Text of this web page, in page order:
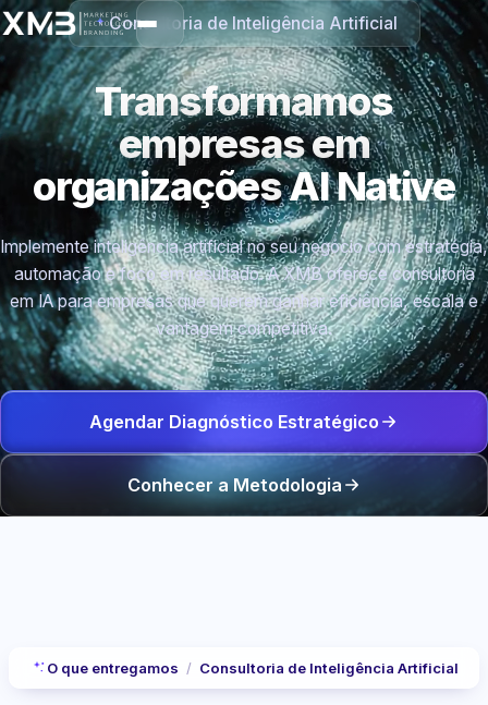
Consultoria de Inteligência Artificial
Transformamos
empresas em
organizaçõesAI Native
Implemente inteligência artificial no seu negócio com estratégia,
automação e foco em resultado. A XMB oferece consultoria
em IA para empresas que querem ganhar eficiência, escala e
vantagem competitiva.
Agendar Diagnóstico Estratégico
Conhecer a Metodologia
O que entregamos / Consultoria de Inteligência Artificial